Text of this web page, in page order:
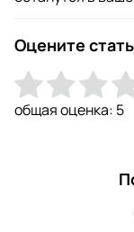
Оцените
общая оценка: 5